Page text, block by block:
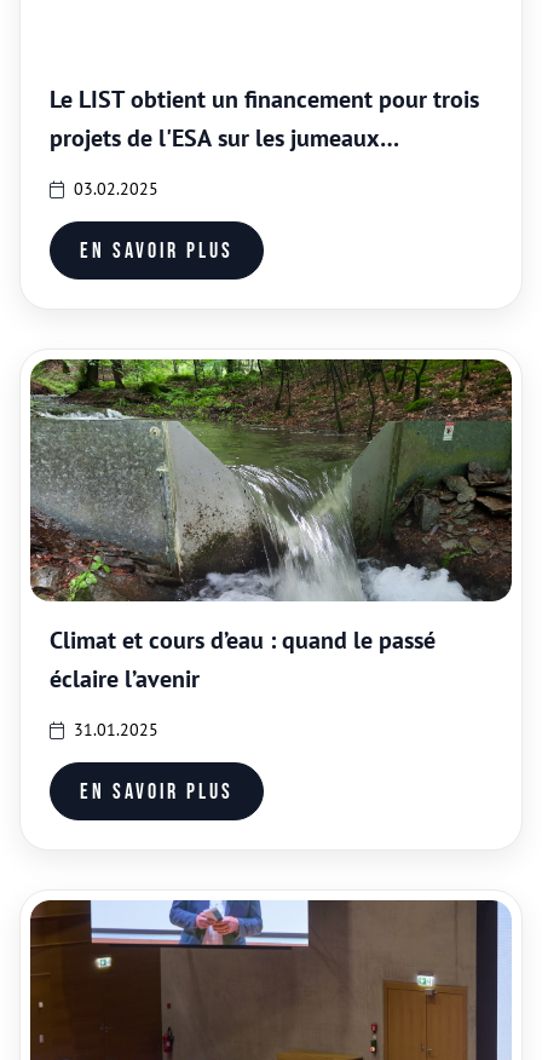
Le LIST obtient un financement pour trois
projets de l'ESA sur les jumeaux
numériques de la Terre
03.02.2025
En savoir plus
Climat et cours d’eau : quand le passé
éclaire l’avenir
31.01.2025
En savoir plus